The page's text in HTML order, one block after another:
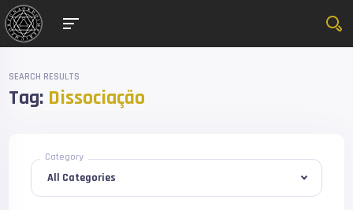
SEARCH RESULTS
Tag: Dissociação
Category